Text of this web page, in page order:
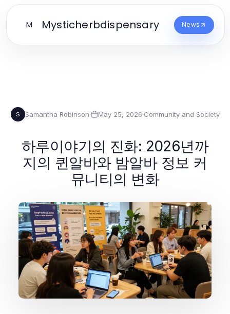
M Mysticherbdispensary News
S Samantha Robinson· May 25, 2026·Community and Society
하루이야기의 진화: 2026년까
지의 퀸알바와 밤알바 정보 커
뮤니티의 변화